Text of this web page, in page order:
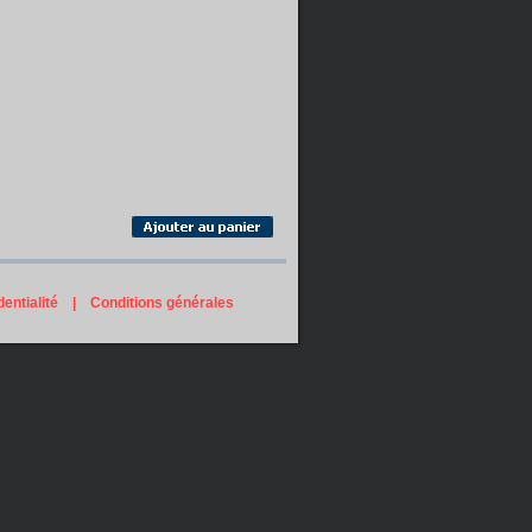
Conditions générales